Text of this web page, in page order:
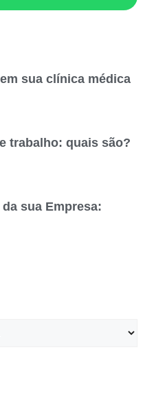
sua clínica médica
trabalho: quais são?
sua Empresa: